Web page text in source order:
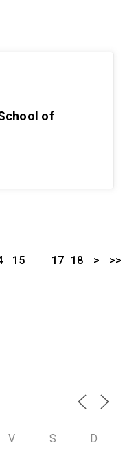
of
15
17 18 > >>
V S D